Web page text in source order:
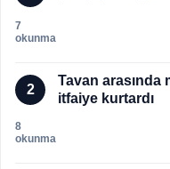
7
okunma
2
Tavan
itfaiye kurtardı
8
okunma